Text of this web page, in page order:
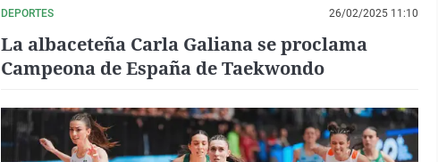
DEPORTES 26/02/2025 11:10
La albaceteña Carla Galiana se proclama
Campeona de España de Taekwondo